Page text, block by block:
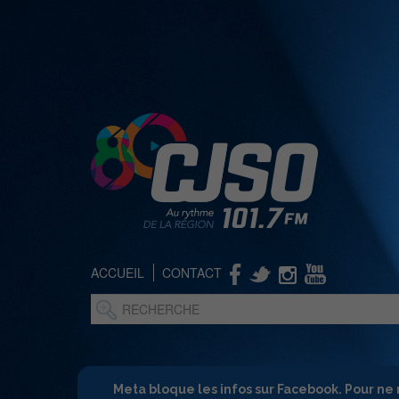
ACCUEIL CONTACT
Meta bloque les infos sur Facebook. Pour